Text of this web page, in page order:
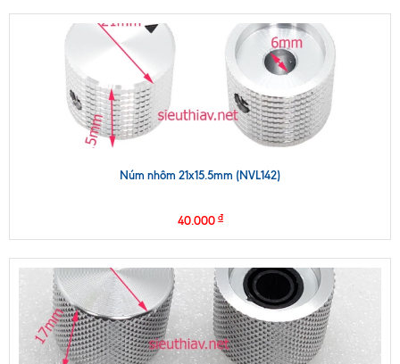
Núm nhôm 21x15.5mm (NVL142)
40.000 ₫